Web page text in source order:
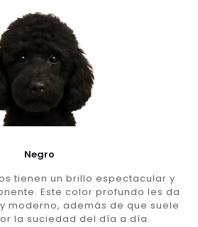
Negro
tienen un brillo espectacular y
Este color profundo les da
moderno, además de que suele
la suciedad del día a día.